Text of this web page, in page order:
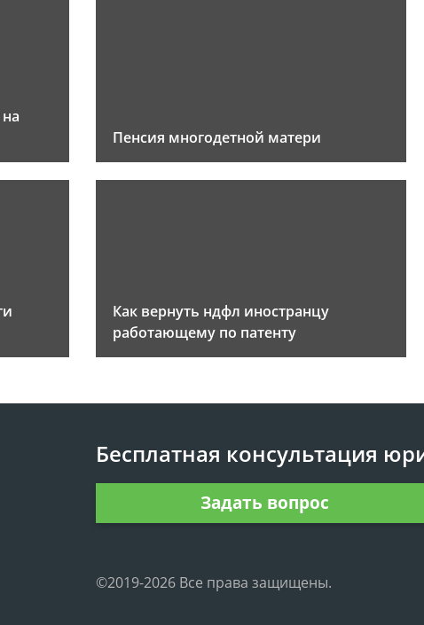
Пенсия многодетной матери
Как вернуть ндфл иностранцу
работающему по патенту
Бесплатная консультация
Задать вопрос
©2019-2026 Все права защищены.